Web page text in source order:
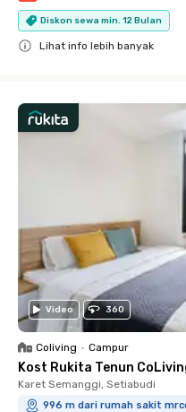
Diskon sewa min. 12 Bulan
Lihat info lebih banyak
Video 360
Coliving • Campur
Kost Rukita Tenun
Karet Semanggi, Setiabudi
996 m dari rumah sakit